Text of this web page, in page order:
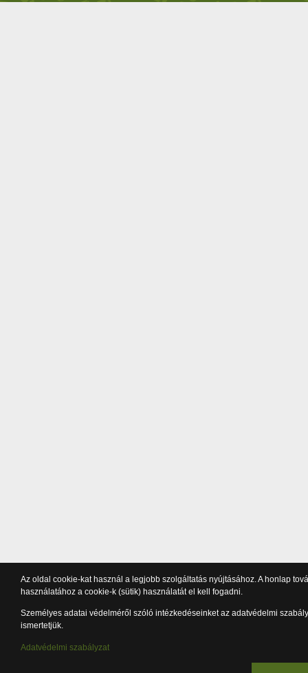
Az oldal cookie-kat használ a legjobb szolgáltatás nyújtásához. A honlap
használatához a cookie-k (sütik) használatát el kell fogadni.
Személyes adatai védelméről szóló intézkedéseinket az adatvédelmi
ismertetjük.
Adatvédelmi szabályzat